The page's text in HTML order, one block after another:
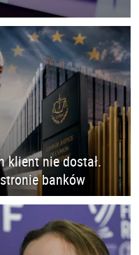
klient nie dostał.
banków